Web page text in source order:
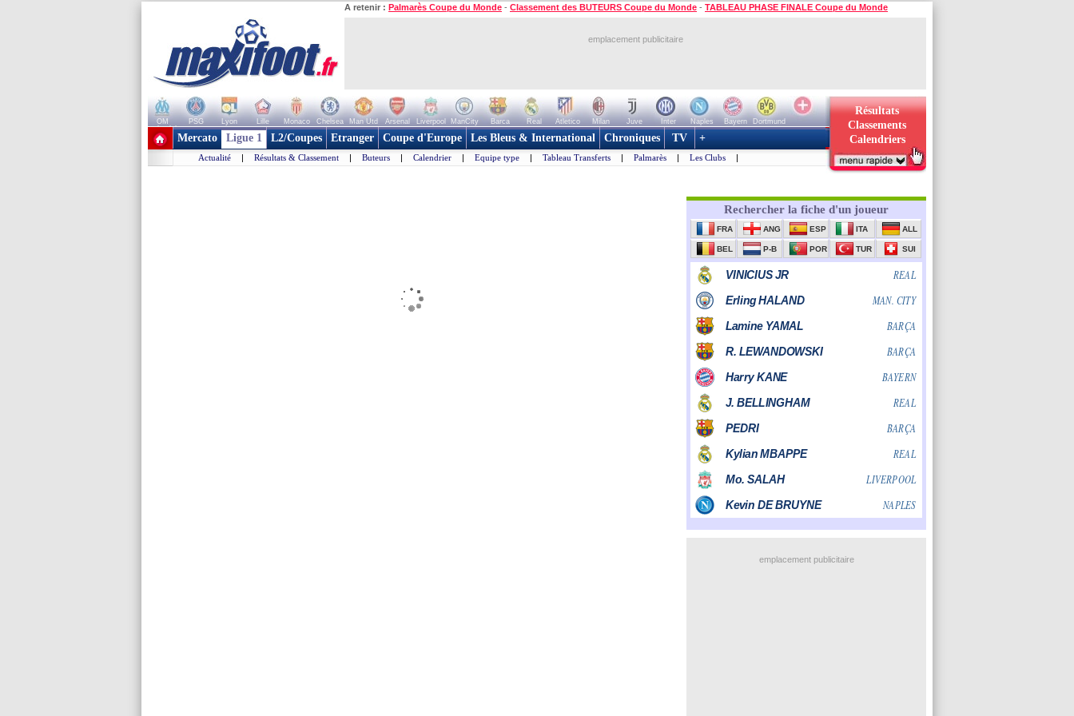
A retenir : Palmarès Coupe du Monde - Classement des BUTEURS Coupe du Monde - TABLEAU PHASE FINALE Coupe du Monde
emplacement publicitaire
OM PSG Lyon Lille Monaco Chelsea Man Utd Arsenal Liverpool ManCity Barca Real Atletico Milan Juve Inter Naples Bayern
Dortmund
+ de clubs
Résultats
Classements
Calendriers
Mercato Ligue 1 L2/Coupes Etranger Coupe d'Europe Les Bleus & International Chroniques TV +
Actualité | Résultats & Classement | Buteurs | Calendrier | Equipe type | Tableau Transferts | Palmarès | Les Clubs |
emplacement publicitaire